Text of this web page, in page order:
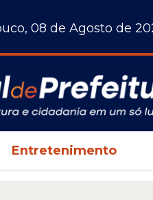
08 de Agosto de
Entretenimento